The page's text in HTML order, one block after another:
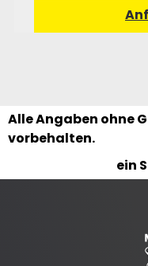
Alle Angaben ohne
vorbehalten.
ein